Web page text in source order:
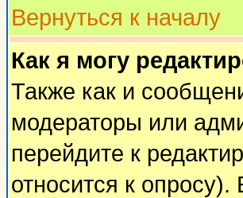
Вернуться к началу
Как я могу
Также как и
модераторы или
перейдите к
относится к опросу).